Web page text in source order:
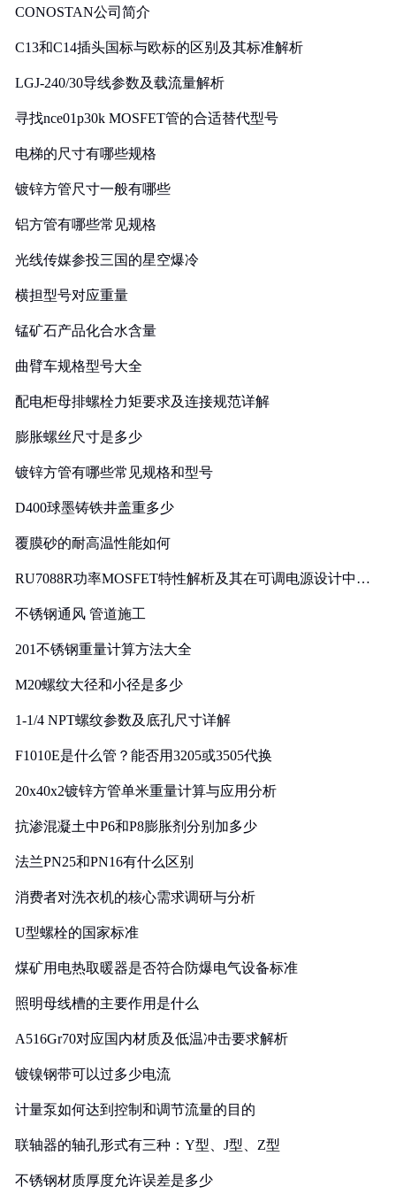
CONOSTAN公司简介
C13和C14插头国标与欧标的区别及其标准解析
LGJ-240/30导线参数及载流量解析
寻找nce01p30k MOSFET管的合适替代型号
电梯的尺寸有哪些规格
镀锌方管尺寸一般有哪些
铝方管有哪些常见规格
光线传媒参投三国的星空爆冷
横担型号对应重量
锰矿石产品化合水含量
曲臂车规格型号大全
配电柜母排螺栓力矩要求及连接规范详解
膨胀螺丝尺寸是多少
镀锌方管有哪些常见规格和型号
D400球墨铸铁井盖重多少
覆膜砂的耐高温性能如何
RU7088R功率MOSFET特性解析及其在可调电源设计中的
不锈钢通风 管道施工
201不锈钢重量计算方法大全
M20螺纹大径和小径是多少
1-1/4 NPT螺纹参数及底孔尺寸详解
F1010E是什么管？能否用3205或3505代换
20x40x2镀锌方管单米重量计算与应用分析
抗渗混凝土中P6和P8膨胀剂分别加多少
法兰PN25和PN16有什么区别
消费者对洗衣机的核心需求调研与分析
U型螺栓的国家标准
煤矿用电热取暖器是否符合防爆电气设备标准
照明母线槽的主要作用是什么
A516Gr70对应国内材质及低温冲击要求解析
镀镍钢带可以过多少电流
计量泵如何达到控制和调节流量的目的
联轴器的轴孔形式有三种：Y型、J型、Z型
不锈钢材质厚度允许误差是多少